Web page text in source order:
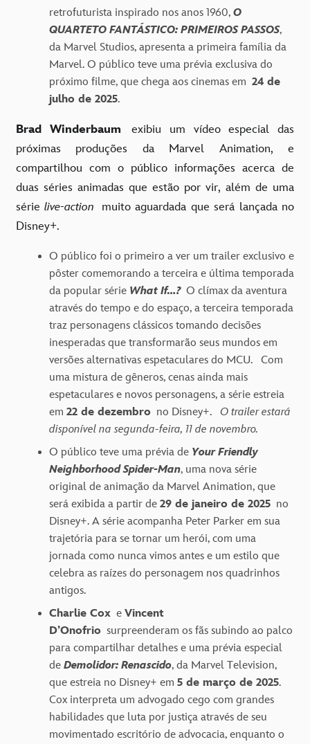
retrofuturista inspirado nos anos 1960, O
QUARTETO FANTÁSTICO: PRIMEIROS PASSOS,
da Marvel Studios, apresenta a primeira família da
Marvel. O público teve uma prévia exclusiva do
próximo filme, que chega aos cinemas em 24 de
julho de 2025.
Brad Winderbaum exibiu um vídeo especialdas
próximas produções da Marvel Animation, e
compartilhou com o público informações acerca de
duas séries animadas que estão por vir, além de uma
sérielive-action muito aguardada que será lançada no
Disney+.
O público foi o primeiro a ver um trailer exclusivo e
pôster comemorando a terceira e última temporada
da popular série What If…?O clímax da aventura
através do tempo e do espaço, a terceira temporada
traz personagens clássicos tomando decisões
inesperadas que transformarão seus mundos em
versões alternativas espetaculares do MCU. Com
uma mistura de gêneros, cenas ainda mais
espetaculares e novos personagens, a série estreia
em 22 de dezembro no Disney+. O trailer estará
disponível na segunda-feira, 11 de novembro.
O público teve uma prévia de Your Friendly
Neighborhood Spider-Man, uma nova série
original de animação da Marvel Animation, que
será exibida a partir de 29 de janeiro de 2025 no
Disney+. A série acompanha Peter Parker em sua
trajetória para se tornar um herói, com uma
jornada como nunca vimos antes e um estilo que
celebra as raízes do personagem nos quadrinhos
antigos.
Charlie Cox e Vincent
D’Onofrio surpreenderam os fãs subindo ao palco
para compartilhar detalhes e uma prévia especial
de Demolidor: Renascido, da Marvel Television,
que estreia no Disney+ em 5 de março de 2025.
Cox interpreta um advogado cego com grandes
habilidades que luta por justiça através de seu
movimentado escritório de advocacia, enquanto o